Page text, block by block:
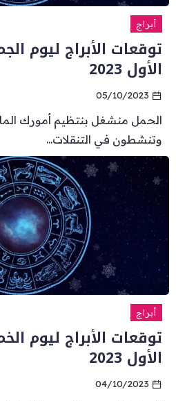
أبراج
الأول 2023
05/10/2023
الحمل منشغل بنتظيم أمورك
وتنشطون في التنقلات...
أبراج
الأول 2023
04/10/2023